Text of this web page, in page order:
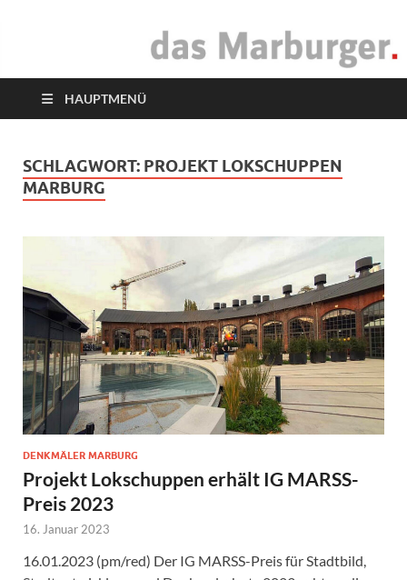
das Marburger.
HAUPTMENÜ
SCHLAGWORT: PROJEKT LOKSCHUPPEN
MARBURG
DENKMÄLER MARBURG
Projekt Lokschuppen erhält IG MARSS-
Preis 2023
16. Januar 2023
16.01.2023 (pm/red) Der IG MARSS-Preis für Stadtbild,